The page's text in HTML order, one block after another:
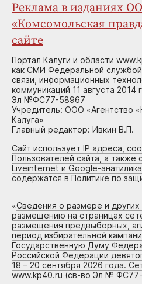
Реклама в изданиях
«Комсомольская
сайте
Портал Калуги и области
как СМИ Федеральной
связи, информационных
коммуникаций 11 августа 2014
Эл №ФС77-58967
Учредитель: ООО «Агентство
Калуга»
Главный редактор: Ивкин В.П.
Сайт использует IP адреса,
Пользователей сайта, а также
Liveinternet и Google-
содержатся в Политике по
«Сведения о размере и других
размещению на страницах
размещения предвыборных,
период избирательной
Государственную Думу
Российской Федерации
18 – 20 сентября 2026 года.
www.kp40.ru (св-во Эл № ФС77-